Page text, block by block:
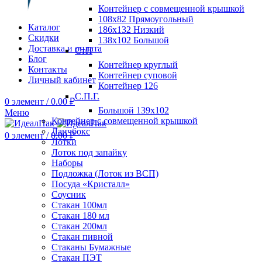
Каталог
Скидки
Доставка и оплата
Блог
Контакты
Личный кабинет
0 элемент / 0.00₽
Меню
0 элемент / 0.00₽
Контейнер с совмещенной крышкой
108х82 Прямоугольный
186х132 Низкий
138х102 Большой
СтП
Контейнер круглый
Контейнер суповой
Контейнер 126
С.П.Г.
Большой 139х102
Контейнер с совмещенной крышкой
Ланчбокс
Лотки
Лоток под запайку
Наборы
Подложка (Лоток из ВСП)
Посуда «Кристалл»
Соусник
Стакан 100мл
Стакан 180 мл
Стакан 200мл
Стакан пивной
Стаканы Бумажные
Стакан ПЭТ